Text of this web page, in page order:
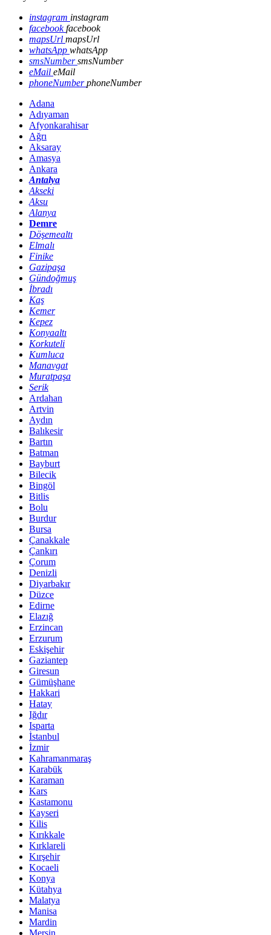
instagram instagram
facebookfacebook
mapsUrl mapsUrl
whatsApp whatsApp
smsNumbersmsNumber
eMail eMail
phoneNumberphoneNumber
Adana
Adıyaman
Afyonkarahisar
Ağrı
Aksaray
Amasya
Ankara
Antalya
Akseki
Aksu
Alanya
Demre
Döşemealtı
Elmalı
Finike
Gazipaşa
Gündoğmuş
İbradı
Kaş
Kemer
Kepez
Konyaaltı
Korkuteli
Kumluca
Manavgat
Muratpaşa
Serik
Ardahan
Artvin
Aydın
Balıkesir
Bartın
Batman
Bayburt
Bilecik
Bingöl
Bitlis
Bolu
Burdur
Bursa
Çanakkale
Çankırı
Çorum
Denizli
Diyarbakır
Düzce
Edirne
Elazığ
Erzincan
Erzurum
Eskişehir
Gaziantep
Giresun
Gümüşhane
Hakkari
Hatay
Iğdır
Isparta
İstanbul
İzmir
Kahramanmaraş
Karabük
Karaman
Kars
Kastamonu
Kayseri
Kilis
Kırıkkale
Kırklareli
Kırşehir
Kocaeli
Konya
Kütahya
Malatya
Manisa
Mardin
Mersin